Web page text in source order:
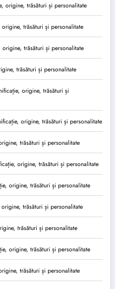
origine, trăsături și personalitate
origine, trăsături și personalitate
origine, trăsături și personalitate
trăsături și personalitate
origine, trăsături și
origine, trăsături și personalitate
trăsături și personalitate
origine, trăsături și personalitate
origine, trăsături și personalitate
trăsături și personalitate
trăsături și personalitate
origine, trăsături și personalitate
trăsături și personalitate